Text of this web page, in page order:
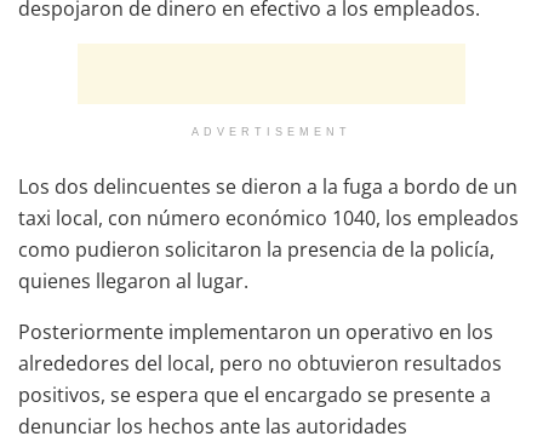
despojaron de dinero en efectivo a los empleados.
ADVERTISEMENT
Los dos delincuentes se dieron a la fuga a bordo de un
taxi local, con número económico 1040, los empleados
como pudieron solicitaron la presencia de la policía,
quienes llegaron al lugar.
Posteriormente implementaron un operativo en los
alrededores del local, pero no obtuvieron resultados
positivos, se espera que el encargado se presente a
denunciar los hechos ante las autoridades